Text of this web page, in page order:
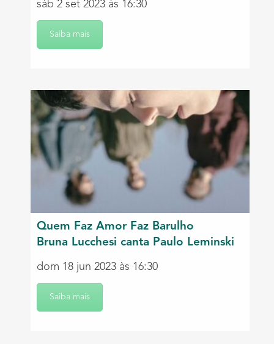
sáb 2 set 2023 às 16:30
Saiba mais
Quem Faz Amor Faz Barulho
Bruna Lucchesi canta Paulo Leminski
dom 18 jun 2023 às 16:30
Saiba mais